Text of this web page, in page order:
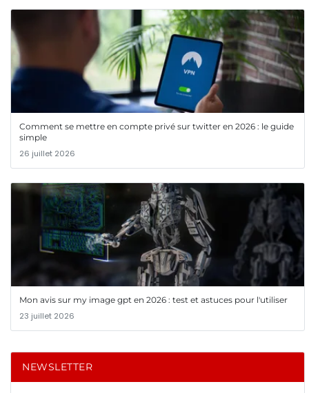
Comment se mettre en compte privé sur twitter en 2026 : le guide
simple
26 juillet 2026
Mon avis sur my image gpt en 2026 : test et astuces pour l'utiliser
23 juillet 2026
NEWSLETTER